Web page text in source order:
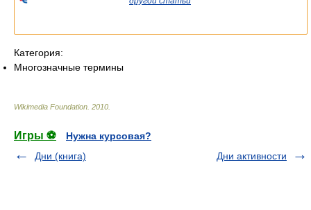
Категория:
Многозначные термины
Wikimedia Foundation 2010
Игры ⚽
Нужна курсовая?
Дни (книга)
Дни активности